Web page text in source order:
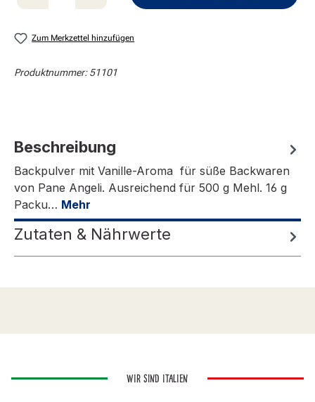
Zum Merkzettel hinzufügen
Produktnummer:51101
Beschreibung
Backpulver mit Vanille-Aroma für süße Backwaren
von Pane Angeli. Ausreichend für 500 g Mehl. 16 g
Packu… Mehr
Zutaten & Nährwerte
WIR SIND ITALIEN